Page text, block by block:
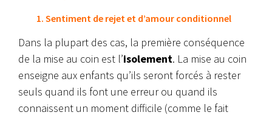
1. Sentiment de rejet et d’amour conditionnel
Dans la plupart des cas, la première conséquence
de la mise au coin est l’isolement. La mise au coin
enseigne aux enfants qu’ils seront forcés à rester
seuls quand ils font une erreur ou quand ils
connaissent un moment difficile (comme le fait